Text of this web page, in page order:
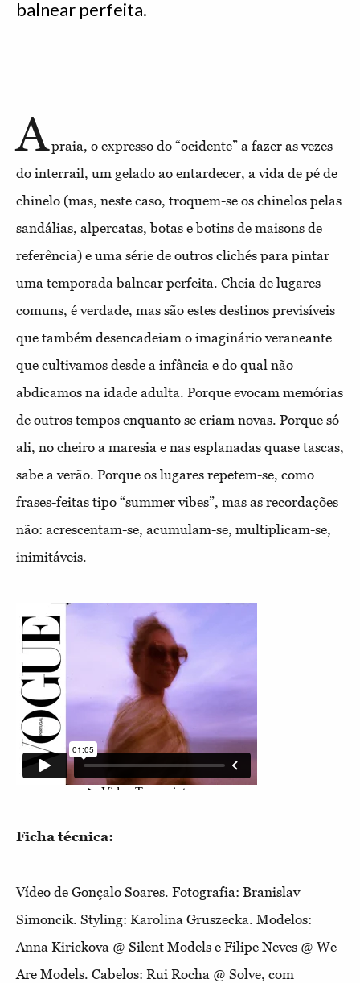
balnear perfeita.
Apraia, o expresso do “ocidente” a fazer as vezes
do interrail, um gelado ao entardecer, a vida de pé de
chinelo (mas, neste caso, troquem-se os chinelos pelas
sandálias, alpercatas, botas e botins de maisons de
referência) e uma série de outros clichés para pintar
uma temporada balnear perfeita. Cheia de lugares-
comuns, é verdade, mas são estes destinos previsíveis
que também desencadeiam o imaginário veraneante
que cultivamos desde a infância e do qual não
abdicamos na idade adulta. Porque evocam memórias
de outros tempos enquanto se criam novas. Porque só
ali, no cheiro a maresia e nas esplanadas quase tascas,
sabe a verão. Porque os lugares repetem-se, como
frases-feitas tipo “summer vibes”, mas as recordações
não: acrescentam-se, acumulam-se, multiplicam-se,
inimitáveis.
Ficha técnica:
Vídeo de Gonçalo Soares. Fotografia: Branislav
Simoncik. Styling: Karolina Gruszecka. Modelos:
Anna Kirickova @ Silent Models e Filipe Neves @ We
Are Models. Cabelos: Rui Rocha @ Solve, com